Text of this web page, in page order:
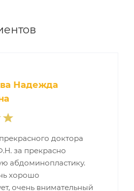
Надежда
доктора
за прекрасно
абдоминопластику.
хорошо
очень внимательный